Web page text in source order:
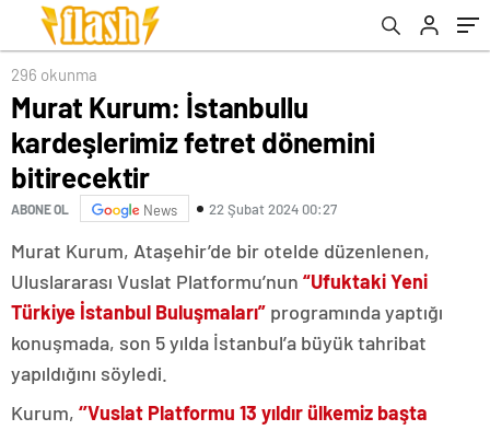
296 okunma
Murat Kurum: İstanbullu
kardeşlerimiz fetret dönemini
bitirecektir
ABONE OL News 22 Şubat 2024 00:27
Murat Kurum, Ataşehir’de bir otelde düzenlenen,
Uluslararası Vuslat Platformu’nun “Ufuktaki Yeni
Türkiye İstanbul Buluşmaları” programında yaptığı
konuşmada, son 5 yılda İstanbul’a büyük tahribat
yapıldığını söyledi.
Kurum, ‘’Vuslat Platformu 13 yıldır ülkemiz başta